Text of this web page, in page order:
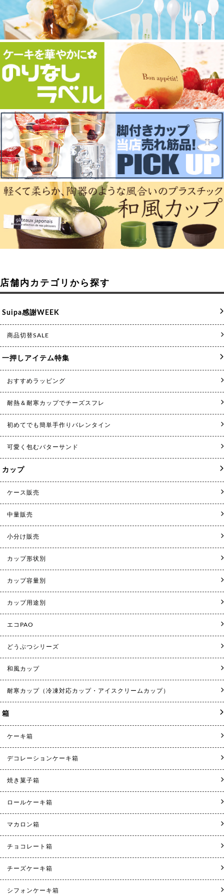
店舗内カテゴリから探す
Suipa感謝WEEK
商品切替SALE
一押しアイテム特集
おすすめラッピング
耐熱＆耐寒カップでチーズスフレ
初めてでも簡単手作りバレンタイン
可愛く包むバターサンド
カップ
ケース販売
中量販売
小分け販売
カップ形状別
カップ容量別
カップ用途別
エコPAO
どうぶつシリーズ
和風カップ
耐寒カップ（冷凍対応カップ・アイスクリームカップ）
箱
ケーキ箱
デコレーションケーキ箱
焼き菓子箱
ロールケーキ箱
マカロン箱
チョコレート箱
チーズケーキ箱
シフォンケーキ箱